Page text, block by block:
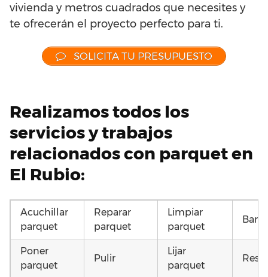
vivienda y metros cuadrados que necesites y
te ofrecerán el proyecto perfecto para ti.
SOLICITA TU PRESUPUESTO
Realizamos todos los
servicios y trabajos
relacionados con parquet en
El Rubio:
Acuchillar
parquet
Reparar
parquet
Limpiar
parquet
Poner
parquet
Pulir
Lijar
parquet